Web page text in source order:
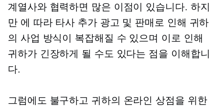
계열사와 협력하면 많은 이점이 있습니다. 하지
만 에 따라 타사 추가 광고 및 판매로 인해 귀하
의 사업 방식이 복잡해질 수 있으며 이로 인해
귀하가 긴장하게 될 수도 있다는 점을 이해합니
다.
그럼에도 불구하고 귀하의 온라인 상점을 위한